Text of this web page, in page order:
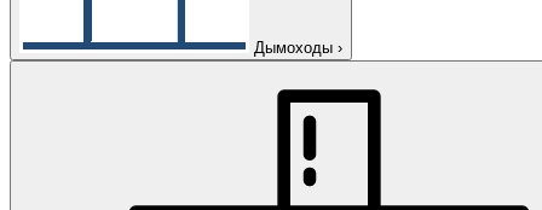
Дымоходы ›